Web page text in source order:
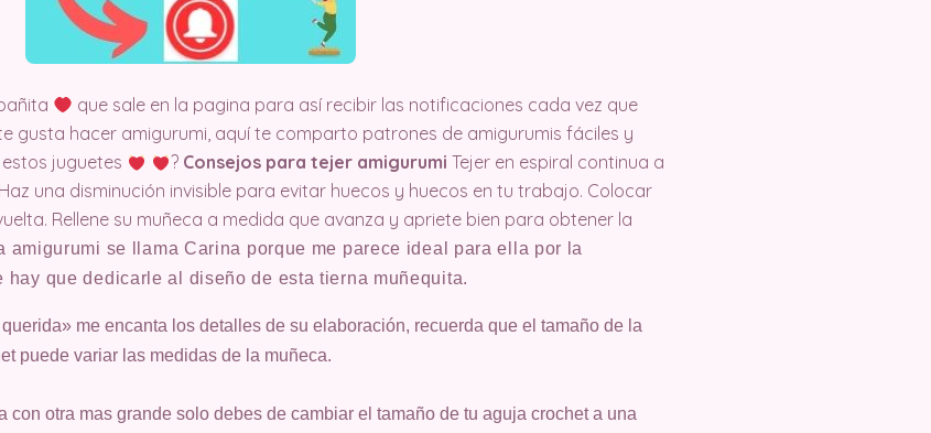
que sale en la pagina para así recibir las notificaciones cada vez que
gusta hacer amigurumi, aquí te comparto patrones de amigurumis fáciles y
juguetes
? Consejos para tejer amigurumi Tejer en espiral continua a
una disminución invisible para evitar huecos y huecos en tu trabajo. Colocar
Rellene su muñeca a medida que avanza y apriete bien para obtener la
amigurumi se llama Carina porque me parece ideal para ella por la
que dedicarle al diseño de esta tierna muñequita.
me encanta los detalles de su elaboración, recuerda que el tamaño de la
puede variar las medidas de la muñeca.
con otra mas grande solo debes de cambiar el tamaño de tu aguja crochet a una